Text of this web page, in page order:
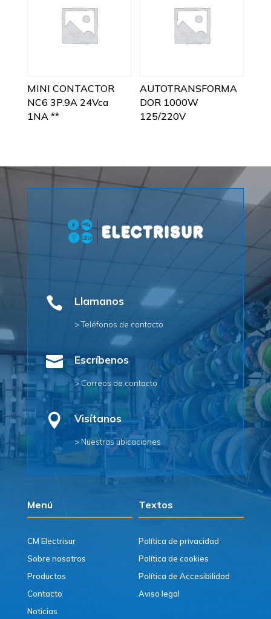
MINI CONTACTOR
NC6 3P.9A 24Vca
1NA **
AUTOTRANSFORMA
DOR 1000W
125/220V
 Llamanos
> Teléfonos de contacto
 Escríbenos
> Correos de contacto
 Visítanos
> Nuestras ubicaciones
Menú Textos
CM Electrisur
Sobre nosotros
Productos
Contacto
Noticias
Política de privacidad
Política de cookies
Política de Accesibilidad
Aviso legal